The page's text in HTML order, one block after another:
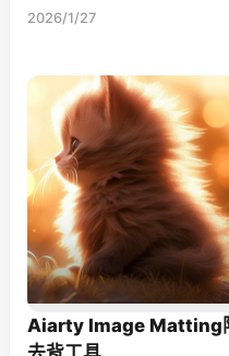
2026/1/27
Aiarty Image Matting